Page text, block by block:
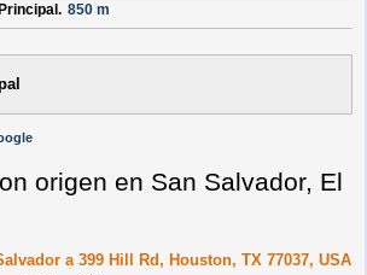
. 850 m
origen en San Salvador, El
a 399 Hill Rd, Houston, TX 77037, USA